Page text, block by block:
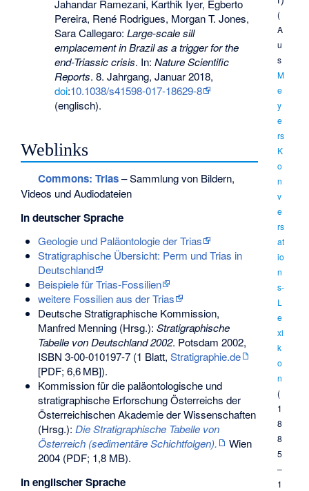
(
A
u
s
M
e
y
e
rs
K
o
n
v
e
rs
at
io
n
s-
L
e
xi
k
o
n
(
1
8
8
5
–
1
Jahandar Ramezani, Karthik Iyer, Egberto
Pereira, René Rodrigues, Morgan T. Jones,
Sara Callegaro:Large-scale sill
emplacement in Brazil as a trigger for the
end-Triassic crisis. In:Nature Scientific
Reports. 8. Jahrgang, Januar 2018,
doi:10.1038/s41598-017-18629-8
(englisch).
Weblinks
Commons: Trias– Sammlung von Bildern,
Videos und Audiodateien
In deutscher Sprache
Geologie und Paläontologie der Trias
Stratigraphische Übersicht: Perm und Trias in
Deutschland
Beispiele für Trias-Fossilien
weitere Fossilien aus der Trias
Deutsche Stratigraphische Kommission,
Manfred Menning (Hrsg.): Stratigraphische
Tabelle von Deutschland 2002. Potsdam 2002,
ISBN 3-00-010197-7(1 Blatt, Stratigraphie.de
[PDF; 6,6 MB]).
Kommission für die paläontologische und
stratigraphische Erforschung Österreichs der
Österreichischen Akademie der Wissenschaften
(Hrsg.): Die Stratigraphische Tabelle von
Österreich (sedimentäre Schichtfolgen).
Wien
2004 (PDF; 1,8 MB).
In englischer Sprache